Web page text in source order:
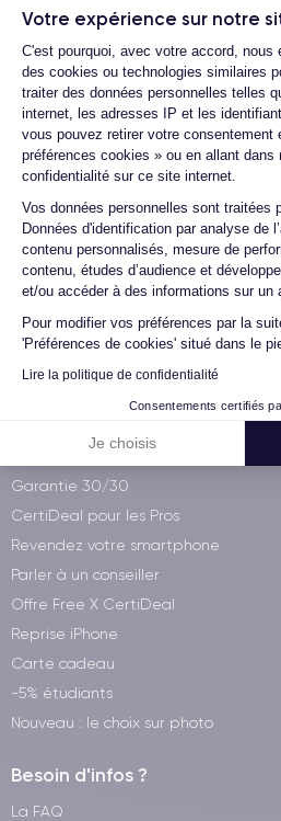
Votre expérience sur notre
Plateforme de
C'est pourquoi, avec votre accord, nous
des cookies ou technologies similaires
traiter des données personnelles telles
internet, les adresses IP et les
vous pouvez retirer votre consentement
préférences cookies » ou en allant dans
confidentialité sur ce site internet.
Vos données personnelles sont traitées
Données d'identification par analyse de
contenu personnalisés, mesure de
contenu, études d’audience et
et/ou accéder à des informations sur un
Pour modifier vos préférences par la
'Préférences de cookies' situé dans le
Lire la politique de confidentialité
Consentements certifiés
Je choisis
Axeptio
Livraison
Paiement 100%
Qui sommes-nous ?
Démocratiser le reconditionné
iPhone à 60€
La CertiAcadémie
Services CertiDeal
Garantie 30/30
CertiDeal pour les Pros
Revendez votre smartphone
Parler à un conseiller
Offre Free X CertiDeal
Reprise iPhone
Carte cadeau
-5% étudiants
Nouveau : le choix sur photo
Besoin d'infos ?
La FAQ